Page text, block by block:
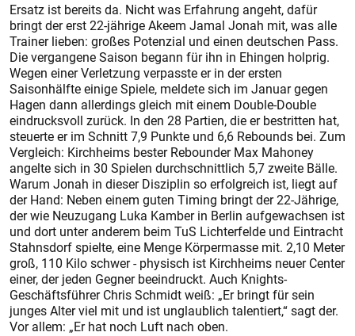
Ersatz ist bereits da. Nicht was Erfahrung angeht, dafür
bringt der erst 22-jährige Akeem Jamal Jonah mit, was alle
Trainer lieben: großes Potenzial und einen deutschen Pass.
Die vergangene Saison begann für ihn in Ehingen holprig.
Wegen einer Verletzung verpasste er in der ersten
Saisonhälfte einige Spiele, meldete sich im Januar gegen
Hagen dann allerdings gleich mit einem Double-Double
eindrucksvoll zurück. In den 28 Partien, die er bestritten hat,
steuerte er im Schnitt 7,9 Punkte und 6,6 Rebounds bei. Zum
Vergleich: Kirchheims bester Rebounder Max Mahoney
angelte sich in 30 Spielen durchschnittlich 5,7 zweite Bälle.
Warum Jonah in dieser Disziplin so erfolgreich ist, liegt auf
der Hand: Neben einem guten Timing bringt der 22-Jährige,
der wie Neuzugang Luka Kamber in Berlin aufgewachsen ist
und dort unter anderem beim TuS Lichterfelde und Eintracht
Stahnsdorf spielte, eine Menge Körpermasse mit. 2,10 Meter
groß, 110 Kilo schwer - physisch ist Kirchheims neuer Center
einer, der jeden Gegner beeindruckt. Auch Knights-
Geschäftsführer Chris Schmidt weiß: „Er bringt für sein
junges Alter viel mit und ist unglaublich talentiert,“ sagt der.
Vor allem: „Er hat noch Luft nach oben.